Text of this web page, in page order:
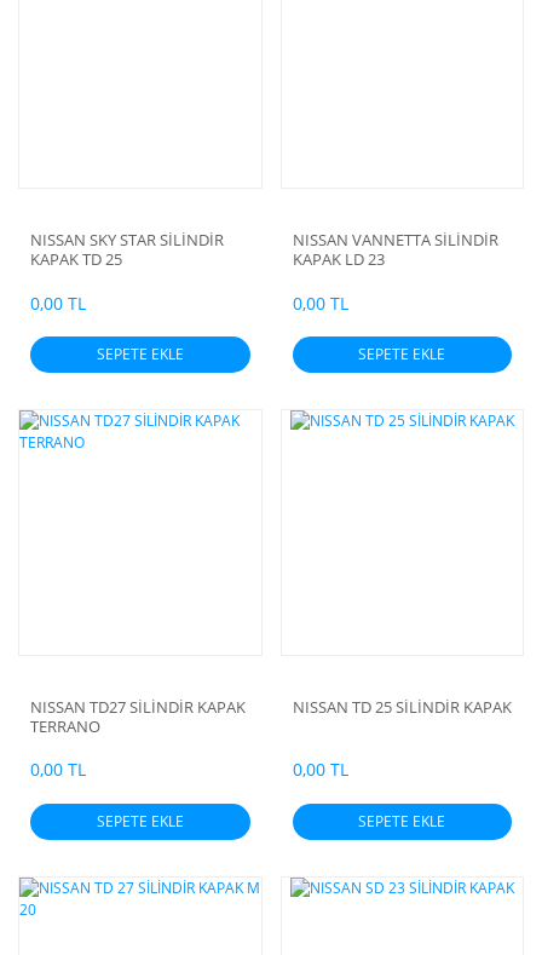
NISSAN SKY STAR SİLİNDİR
KAPAK TD 25
0,00 TL
SEPETE EKLE
NISSAN VANNETTA SİLİNDİR
KAPAK LD 23
0,00 TL
SEPETE EKLE
NISSAN TD27 SİLİNDİR KAPAK
TERRANO
0,00 TL
SEPETE EKLE
NISSAN TD 25 SİLİNDİR KAPAK
0,00 TL
SEPETE EKLE